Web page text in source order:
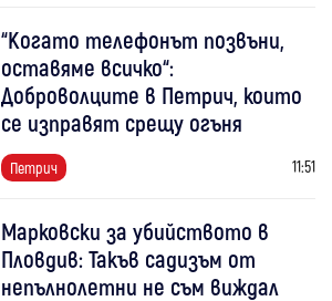
“Когато телефонът позвъни,
оставяме всичко“:
Доброволците в Петрич, които
се изправят срещу огъня
Петрич 11:51
Марковски за убийството в
Пловдив: Такъв садизъм от
непълнолетни не съм виждал